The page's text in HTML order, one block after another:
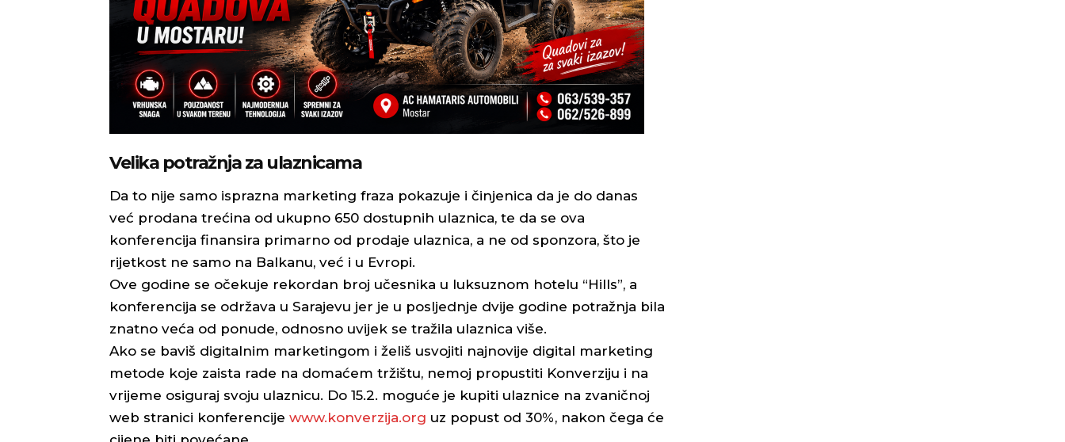
Velika potražnja za ulaznicama
Da to nije samo isprazna marketing fraza pokazuje i činjenica da je do danas
već prodana trećina od ukupno 650 dostupnih ulaznica, te da se ova
konferencija finansira primarno od prodaje ulaznica, a ne od sponzora, što je
rijetkost ne samo na Balkanu, već i u Evropi.
Ove godine se očekuje rekordan broj učesnika u luksuznom hotelu “Hills”, a
konferencija se održava u Sarajevu jer je u posljednje dvije godine potražnja bila
znatno veća od ponude, odnosno uvijek se tražila ulaznica više.
Ako se baviš digitalnim marketingom i želiš usvojiti najnovije digital marketing
metode koje zaista rade na domaćem tržištu, nemoj propustiti Konverziju i na
vrijeme osiguraj svoju ulaznicu. Do 15.2. moguće je kupiti ulaznice na zvaničnoj
web stranici konferencije www.konverzija.org uz popust od 30%, nakon čega će